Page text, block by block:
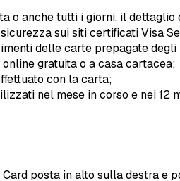
anche tutti i giorni, il dettaglio
sui siti certificati Visa
delle carte prepagate degli
gratuita o a casa cartacea;
con la carta;
nel mese in corso e nei 12
posta in alto sulla destra e